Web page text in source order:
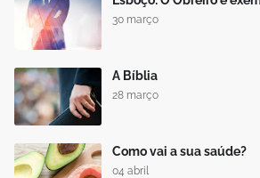
30 março
A Bíblia
28 março
Como vai a sua saúde?
04 abril